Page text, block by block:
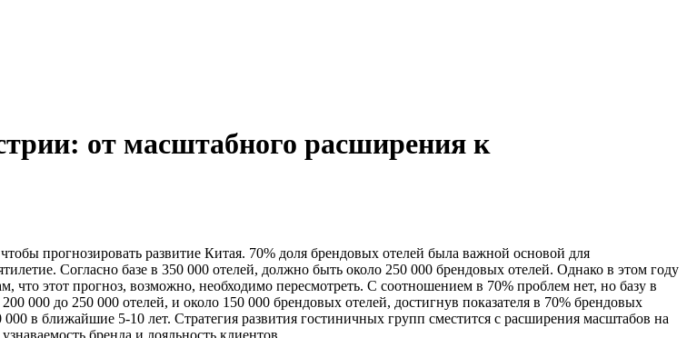
от масштабного расширения к
прогнозировать развитие Китая. 70% доля брендовых отелей была важной основой для
Согласно базе в 350 000 отелей, должно быть около 250 000 брендовых отелей. Однако в этом году
этот прогноз, возможно, необходимо пересмотреть. С соотношением в 70% проблем нет, но базу в
000 до 250 000 отелей, и около 150 000 брендовых отелей, достигнув показателя в 70% брендовых
в ближайшие 5-10 лет. Стратегия развития гостиничных групп сместится с расширения масштабов на
бренда и лояльность клиентов.